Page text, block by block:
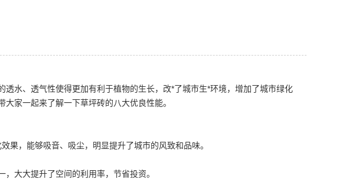
水、透气性使得更加有利于植物的生长，改*了城市生*环境，增加了城市绿化
大家一起来了解一下草坪砖的八大优良性能。
果，能够吸音、吸尘，明显提升了城市的风致和品味。
，大大提升了空间的利用率，节省投资。